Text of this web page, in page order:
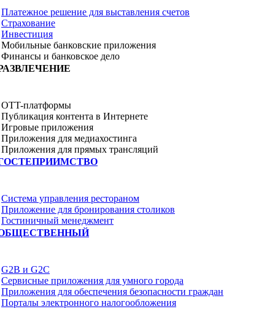
Платежное решение для выставления счетов
Страхование
Инвестиция
Мобильные банковские приложения
Финансы и банковское дело
OTT-платформы
Публикация контента в Интернете
Игровые приложения
Приложения для медиахостинга
Приложения для прямых трансляций
Система управления рестораном
Приложение для бронирования столиков
Гостиничный менеджмент
G2B и G2C
Сервисные приложения для умного города
Приложения для обеспечения безопасности граждан
Порталы электронного налогообложения